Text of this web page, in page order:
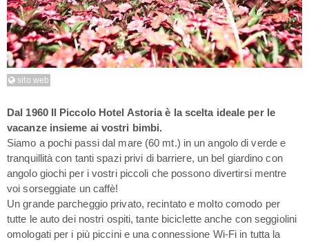
sito web
Dal 1960 Il Piccolo Hotel Astoria è la scelta ideale per le
vacanze insieme ai vostri bimbi.
Siamo a pochi passi dal mare (60 mt.) in un angolo di verde e
tranquillità con tanti spazi privi di barriere, un bel giardino con
angolo giochi per i vostri piccoli che possono divertirsi mentre
voi sorseggiate un caffè!
Un grande parcheggio privato, recintato e molto comodo per
tutte le auto dei nostri ospiti, tante biciclette anche con seggiolini
omologati per i più piccini e una connessione Wi-Fi in tutta la